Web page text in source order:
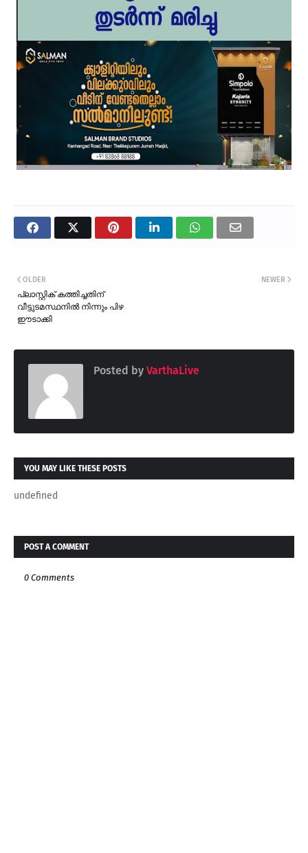
NEWER
OLDER
പ്ലാസ്റ്റിക് കത്തിച്ചതിന്
വീട്ടുടമസ്ഥനിൽ നിന്നും പിഴ
ഈടാക്കി
Posted by VarthaLive
YOU MAY LIKE THESE POSTS
undefined
POST A COMMENT
0 Comments